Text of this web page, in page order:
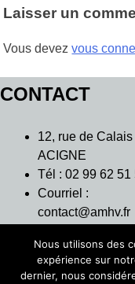
Laisser un
Vous devezvous
CONTACT
12, rue de
ACIGNE
Tél : 02 99 62 51
Courriel :
contact@amhv.fr
Nous utilisons des
expérience sur
dernier, nous